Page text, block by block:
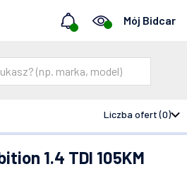
Mój Bidcar
Liczba ofert (0)
1.4 TDI 105KM